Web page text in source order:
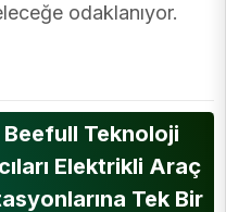
odaklanıyor.
Beefull Teknoloji
Elektrikli Araç
Tek Bir